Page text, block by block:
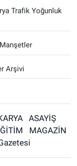
Trafik Yoğunluk
Arşivi
ASAYİŞ
MAGAZİN